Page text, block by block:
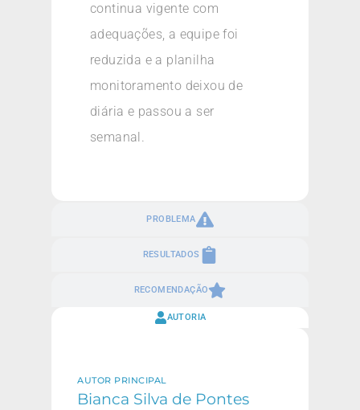
PROBLEMA
RESULTADOS
RECOMENDAÇÃO
continua vigente com
adequações, a equipe foi
reduzida e a planilha
monitoramento deixou de
diária e passou a ser
semanal.
AUTORIA
AUTOR PRINCIPAL
Bianca Silva de Pontes